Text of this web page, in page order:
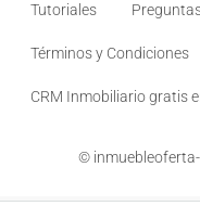
Tutoriales
Términos y Condiciones
CRM Inmobiliario gratis
©